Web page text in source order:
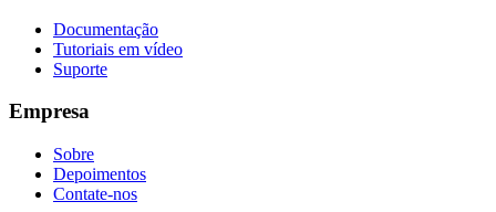
Documentação
Tutoriais em vídeo
Suporte
Empresa
Sobre
Depoimentos
Contate-nos